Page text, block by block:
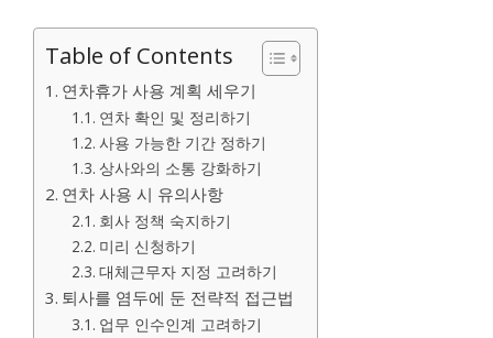
Table of Contents
연차휴가 사용 계획 세우기
연차 확인 및 정리하기
사용 가능한 기간 정하기
상사와의 소통 강화하기
연차 사용 시 유의사항
회사 정책 숙지하기
미리 신청하기
대체근무자 지정 고려하기
퇴사를 염두에 둔 전략적 접근법
업무 인수인계 고려하기